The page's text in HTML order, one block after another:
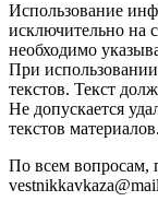
Использование
исключительно на
необходимо
При
текстов. Текст
Не допускается
текстов материалов.
По всем вопросам,